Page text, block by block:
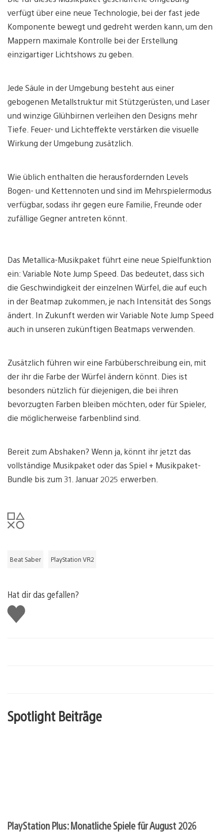
verfügt über eine neue Technologie, bei der fast jede
Komponente bewegt und gedreht werden kann, um den
Mappern maximale Kontrolle bei der Erstellung
einzigartiger Lichtshows zu geben.
Jede Säule in der Umgebung besteht aus einer
gebogenen Metallstruktur mit Stützgerüsten, und Laser
und winzige Glühbirnen verleihen den Designs mehr
Tiefe. Feuer- und Lichteffekte verstärken die visuelle
Wirkung der Umgebung zusätzlich.
Wie üblich enthalten die herausfordernden Levels
Bogen- und Kettennoten und sind im Mehrspielermodus
verfügbar, sodass ihr gegen eure Familie, Freunde oder
zufällige Gegner antreten könnt.
Das Metallica-Musikpaket führt eine neue Spielfunktion
ein: Variable Note Jump Speed. Das bedeutet, dass sich
die Geschwindigkeit der einzelnen Würfel, die auf euch
in der Beatmap zukommen, je nach Intensität des Songs
ändert. In Zukunft werden wir Variable Note Jump Speed
auch in unseren zukünftigen Beatmaps verwenden.
Zusätzlich führen wir eine Farbüberschreibung ein, mit
der ihr die Farbe der Würfel ändern könnt. Dies ist
besonders nützlich für diejenigen, die bei ihren
bevorzugten Farben bleiben möchten, oder für Spieler,
die möglicherweise farbenblind sind.
Bereit zum Abshaken? Wenn ja, könnt ihr jetzt das
vollständige Musikpaket oder das Spiel + Musikpaket-
Bundle bis zum 31. Januar 2025 erwerben.
Beat Saber PlayStation VR2
Hat dir das gefallen?
Gefällt
mir
Spotlight Beiträge
PlayStation Plus: Monatliche Spiele für August 2026